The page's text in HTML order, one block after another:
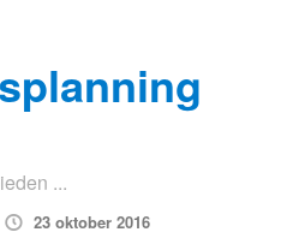
...
23 oktober 2016